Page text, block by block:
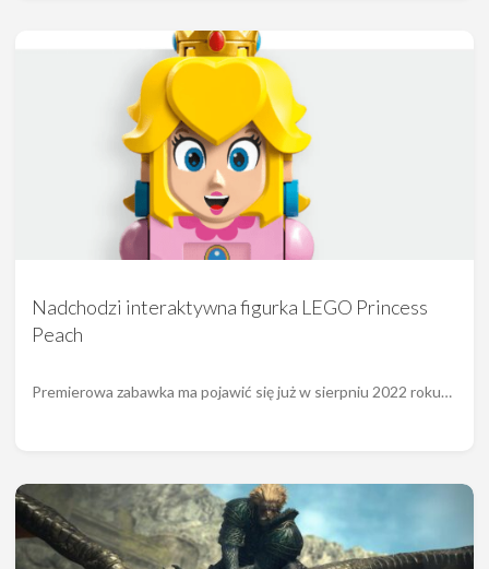
Nadchodzi interaktywna figurka LEGO Princess
Peach
Premierowa zabawka ma pojawić się już w sierpniu 2022 roku…